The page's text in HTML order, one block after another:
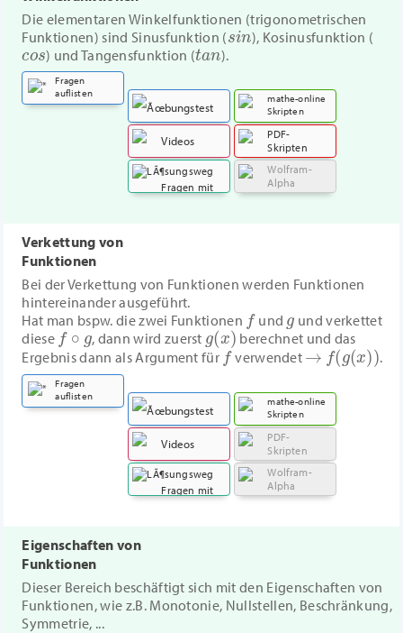
Die elementaren Winkelfunktionen (trigonometrischen
Funktionen) sind Sinusfunktion (sin), Kosinusfunktion (
cos) und Tangensfunktion (tan).
Fragen
auflisten
Übungstest
mathe-online
Skripten
Videos
PDF-
Skripten
Fragen mit
Wolfram-
Alpha
Verkettung von
Funktionen
Bei der Verkettung von Funktionen werden Funktionen
hintereinander ausgeführt.
Hat man bspw. die zwei Funktionen f und
und verkettet
diesef∘ g , dann wird zuerst g(x) berechnet und das
Ergebnis dann als Argument fürf verwendet →f(g(x ) .
Fragen
auflisten
Übungstest
mathe-online
Skripten
Videos
PDF-
Skripten
Fragen mit
Lösungsweg
Wolfram-
Alpha
Eigenschaften von
Funktionen
Dieser Bereich beschäftigt sich mit den Eigenschaften von
Funktionen, wie z.B. Monotonie, Nullstellen, Beschränkung,
Symmetrie, ...